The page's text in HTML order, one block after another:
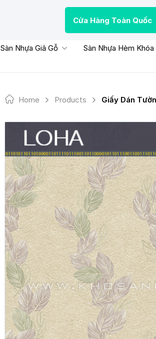
Cửa Hàng Toàn Quốc
Sàn Nhựa Giả Gỗ Sàn Nhựa Hèm Khóa
Home Products Giấy Dán